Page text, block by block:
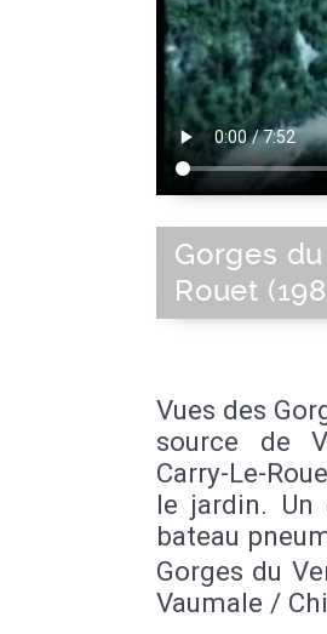
Gorges
Rouet
Vues des
source de
Carry-Le-
le jardin. Un
bateau
Gorges du
Vaumale /